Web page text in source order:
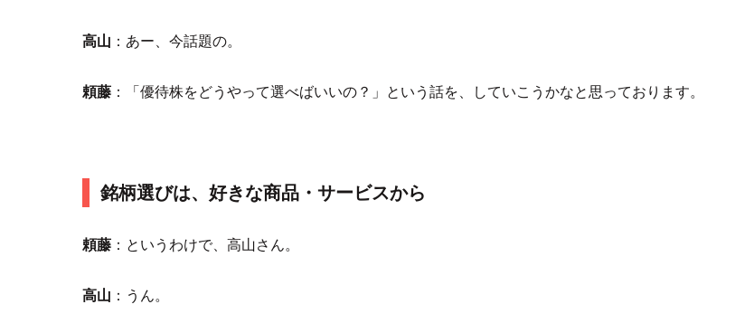
高山 ：あー、今話題の。
頼藤：「優待株をどうやって選べばいいの？」という話を、していこうかなと思っております。
銘柄選びは、好きな商品・サービスから
頼藤：というわけで、高山さん。
高山 ：うん。